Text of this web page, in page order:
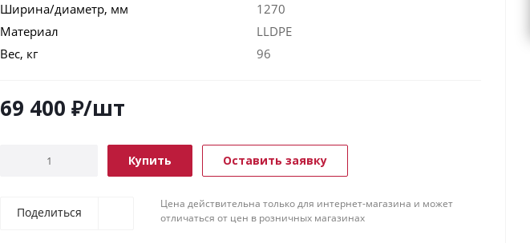
Ширина/диаметр, мм
1270
Материал
LLDPE
Вес, кг
96
69 400 ₽/шт
Купить Оставить заявку
Поделиться
Цена действительна только для интернет-магазина и может
отличаться от цен в розничных магазинах